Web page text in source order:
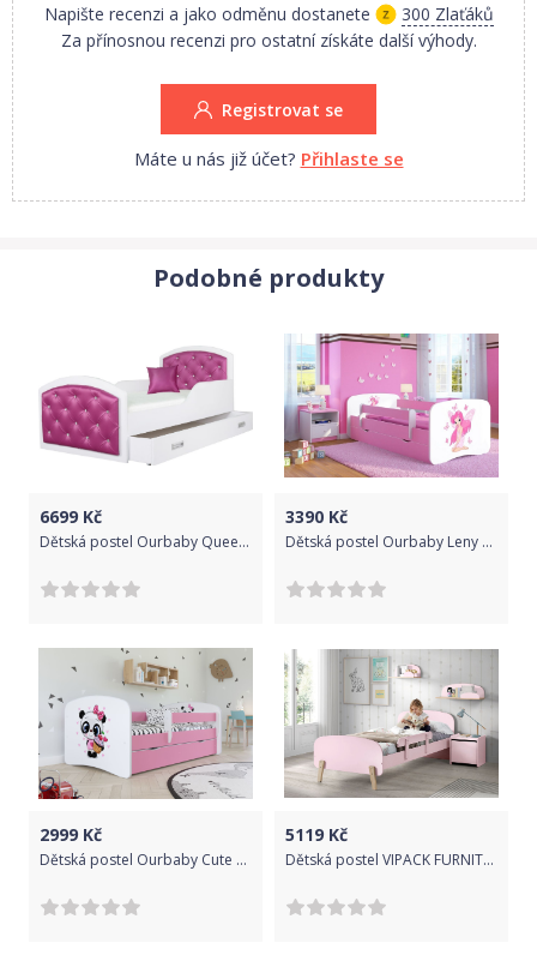
Matrace je umístěna ve výšce 34 cm a 135 cm
Prostor mezi dolní a horní posteli je 90 cm
Nosnost postele je 70 kg.
Napište recenzi a jako odměnu dostanete
300 Zlaťáků
Za přínosnou recenzi pro ostatní získáte další výhody.
Registrovat se
Máte u nás již účet? Přihlaste se
Podobné produkty
6699 Kč
Dětská postel Ourbaby Queen růžová 200x90 cm
3390 Kč
Dětská postel Ourbaby Leny růžová 180x80 cm
2999 Kč
Dětská postel Ourbaby Cute Panda Rose 140x70 cm
5119 Kč
Dětská postel VIPACK FURNITURE Kiddy růžová 200x90 cm